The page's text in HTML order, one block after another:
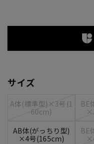
サイズ
A体(標準型)×3号(1
60cm)
BE
AB体(がっちり型)
×4号(165cm)
BE